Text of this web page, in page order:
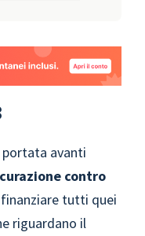
portata avanti
contro
finanziare tutti quei
riguardano il